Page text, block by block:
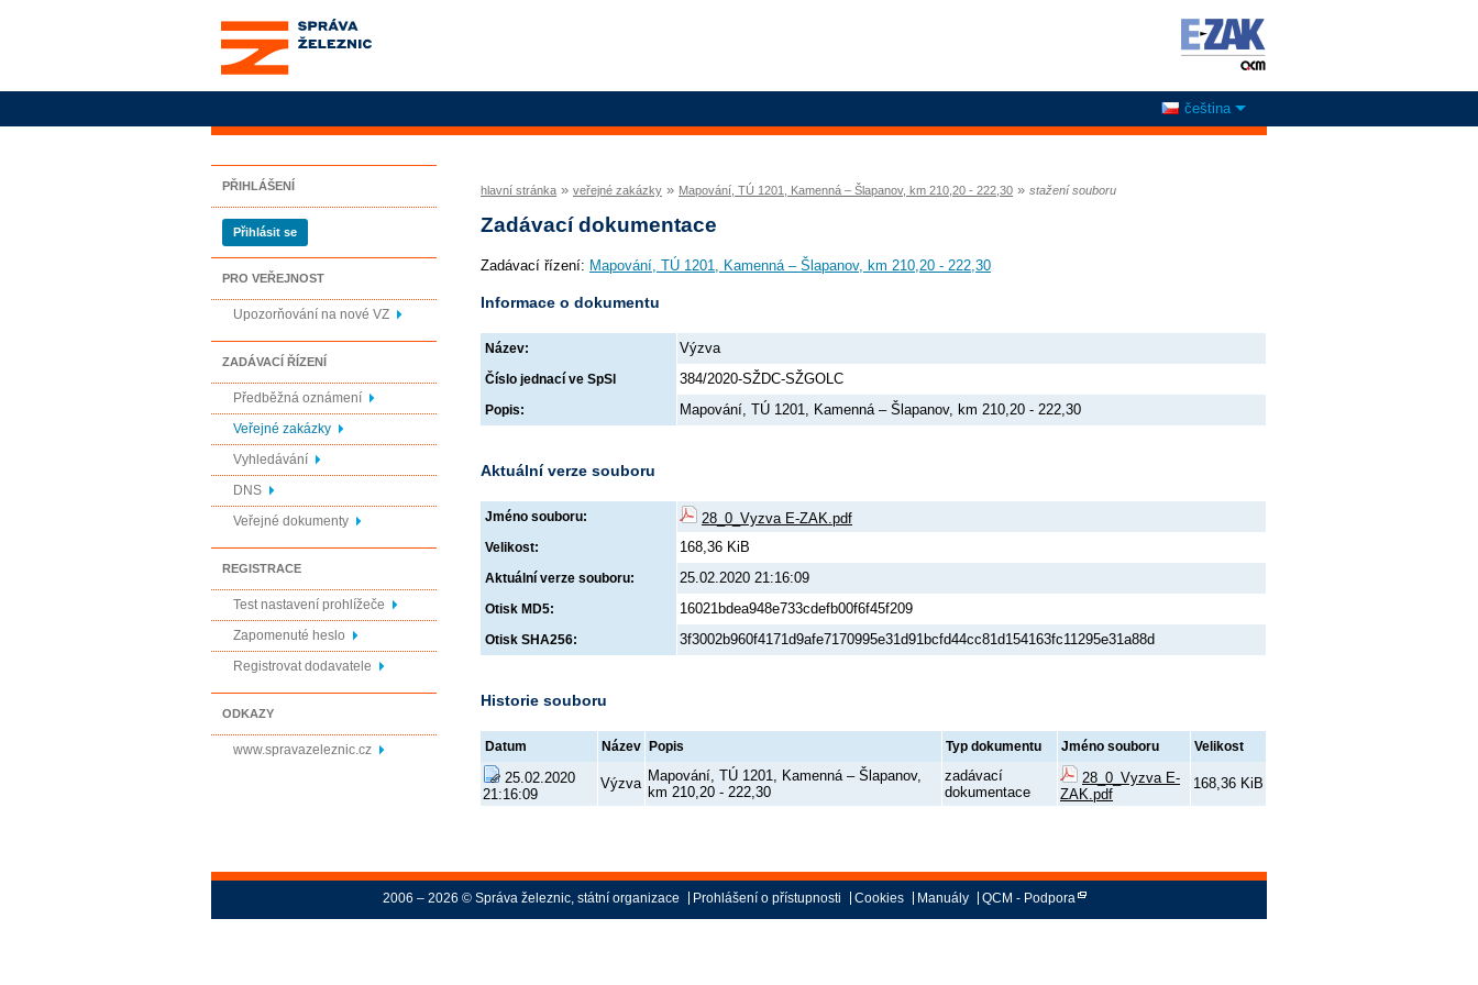
Správa železnic, státní
organizace
čeština
PŘIHLÁŠENÍ
Přihlásit se
PRO VEŘEJNOST
Upozorňování na nové VZ
ZADÁVACÍ ŘÍZENÍ
Předběžná oznámení
Veřejné zakázky
Vyhledávání
DNS
Veřejné dokumenty
REGISTRACE
Test nastavení prohlížeče
Zapomenuté heslo
Registrovat dodavatele
ODKAZY
www.spravazeleznic.cz
hlavní stránka » veřejné zakázky » Mapování, TÚ 1201, Kamenná – Šlapanov, km 210,20 - 222,30 » stažení souboru
Zadávací dokumentace
Zadávací řízení: Mapování, TÚ 1201, Kamenná – Šlapanov, km 210,20 - 222,30
Informace o dokumentu
Název: Výzva
Číslo jednací ve SpSl 384/2020-SŽDC-SŽGOLC
Popis: Mapování, TÚ 1201, Kamenná – Šlapanov, km 210,20 - 222,30
Aktuální verze souboru
Jméno souboru: 28_0_Vyzva E-ZAK.pdf
Velikost: 168,36 KiB
Aktuální verze souboru: 25.02.2020 21:16:09
Otisk MD5: 16021bdea948e733cdefb00f6f45f209
Otisk SHA256: 3f3002b960f4171d9afe7170995e31d91bcfd44cc81d154163fc11295e31a88d
Historie souboru
Datum Název Popis Typ dokumentu Jméno souboru Velikost
25.02.2020
21:16:09
Výzva Mapování, TÚ 1201, Kamenná – Šlapanov,
km 210,20 - 222,30
zadávací
dokumentace
28_0_Vyzva E-
ZAK.pdf
168,36 KiB
2006 – 2026 © Správa železnic, státní organizace Prohlášení o přístupnosti Cookies Manuály QCM - Podpora